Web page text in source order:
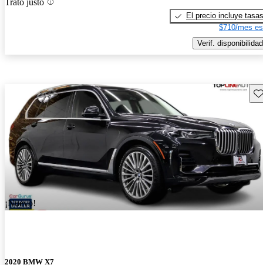
El precio incluye tasas
$710/mes
Verif. disponibilidad
¡Nuevo!
2020 BMW X7